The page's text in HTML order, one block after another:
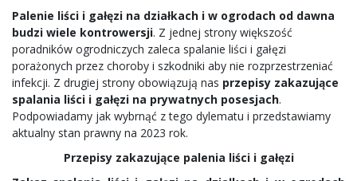
Palenie liści i gałęzi na działkach i w ogrodach od dawna
budzi wiele kontrowersji. Z jednej strony większość
poradników ogrodniczych zaleca spalanie liści i gałęzi
porażonych przez choroby i szkodniki aby nie rozprzestrzeniać
infekcji. Z drugiej strony obowiązują nas przepisy zakazujące
spalania liści i gałęzi na prywatnych posesjach.
Podpowiadamy jak wybrnąć z tego dylematu i przedstawiamy
aktualny stan prawny na 2023 rok.
Przepisy zakazujące palenia liści i gałęzi